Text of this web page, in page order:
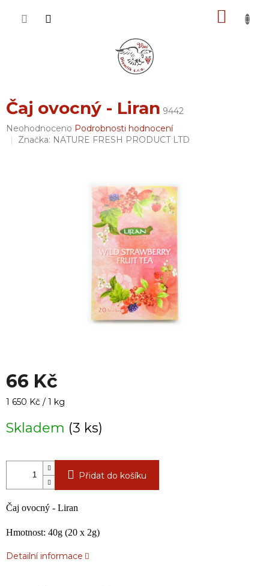
Čaj ovocný - Liran 9442
Průměrné
hodnocení
Neohodnoceno Podrobnosti hodnocení
Značka: NATURE FRESH PRODUCT LTD
66 Kč
Měrná
1 650 Kč / 1 kg
Skladem (3 ks)
Přidat do košíku
Čaj ovocný - Liran
Hmotnost: 40g (20 x 2g)
Detailní informace